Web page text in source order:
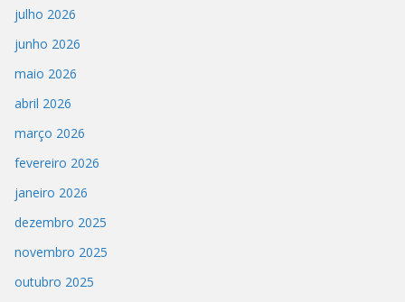
julho 2026
junho 2026
maio 2026
abril 2026
março 2026
fevereiro 2026
janeiro 2026
dezembro 2025
novembro 2025
outubro 2025